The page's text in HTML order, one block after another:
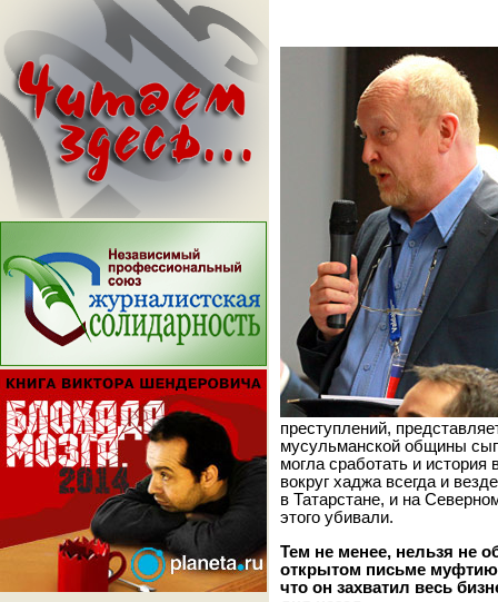
преступлений,
мусульманской общины
могла сработать и история
вокруг хаджа всегда и
в Татарстане, и на
этого убивали.
Тем не менее, нельзя не
открытом письме
что он захватил весь